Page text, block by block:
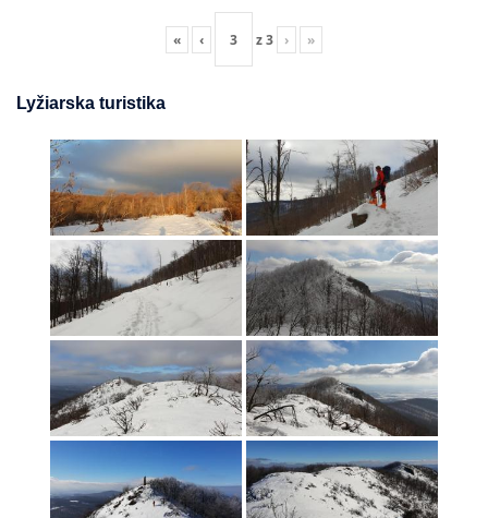
« ‹ z3 › »
Lyžiarska turistika